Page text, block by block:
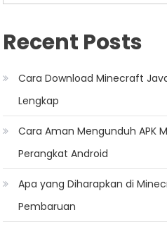
Recent Posts
Cara Download Minecraft
Lengkap
Cara Aman Mengunduh APK
Perangkat Android
Apa yang Diharapkan di
Pembaruan